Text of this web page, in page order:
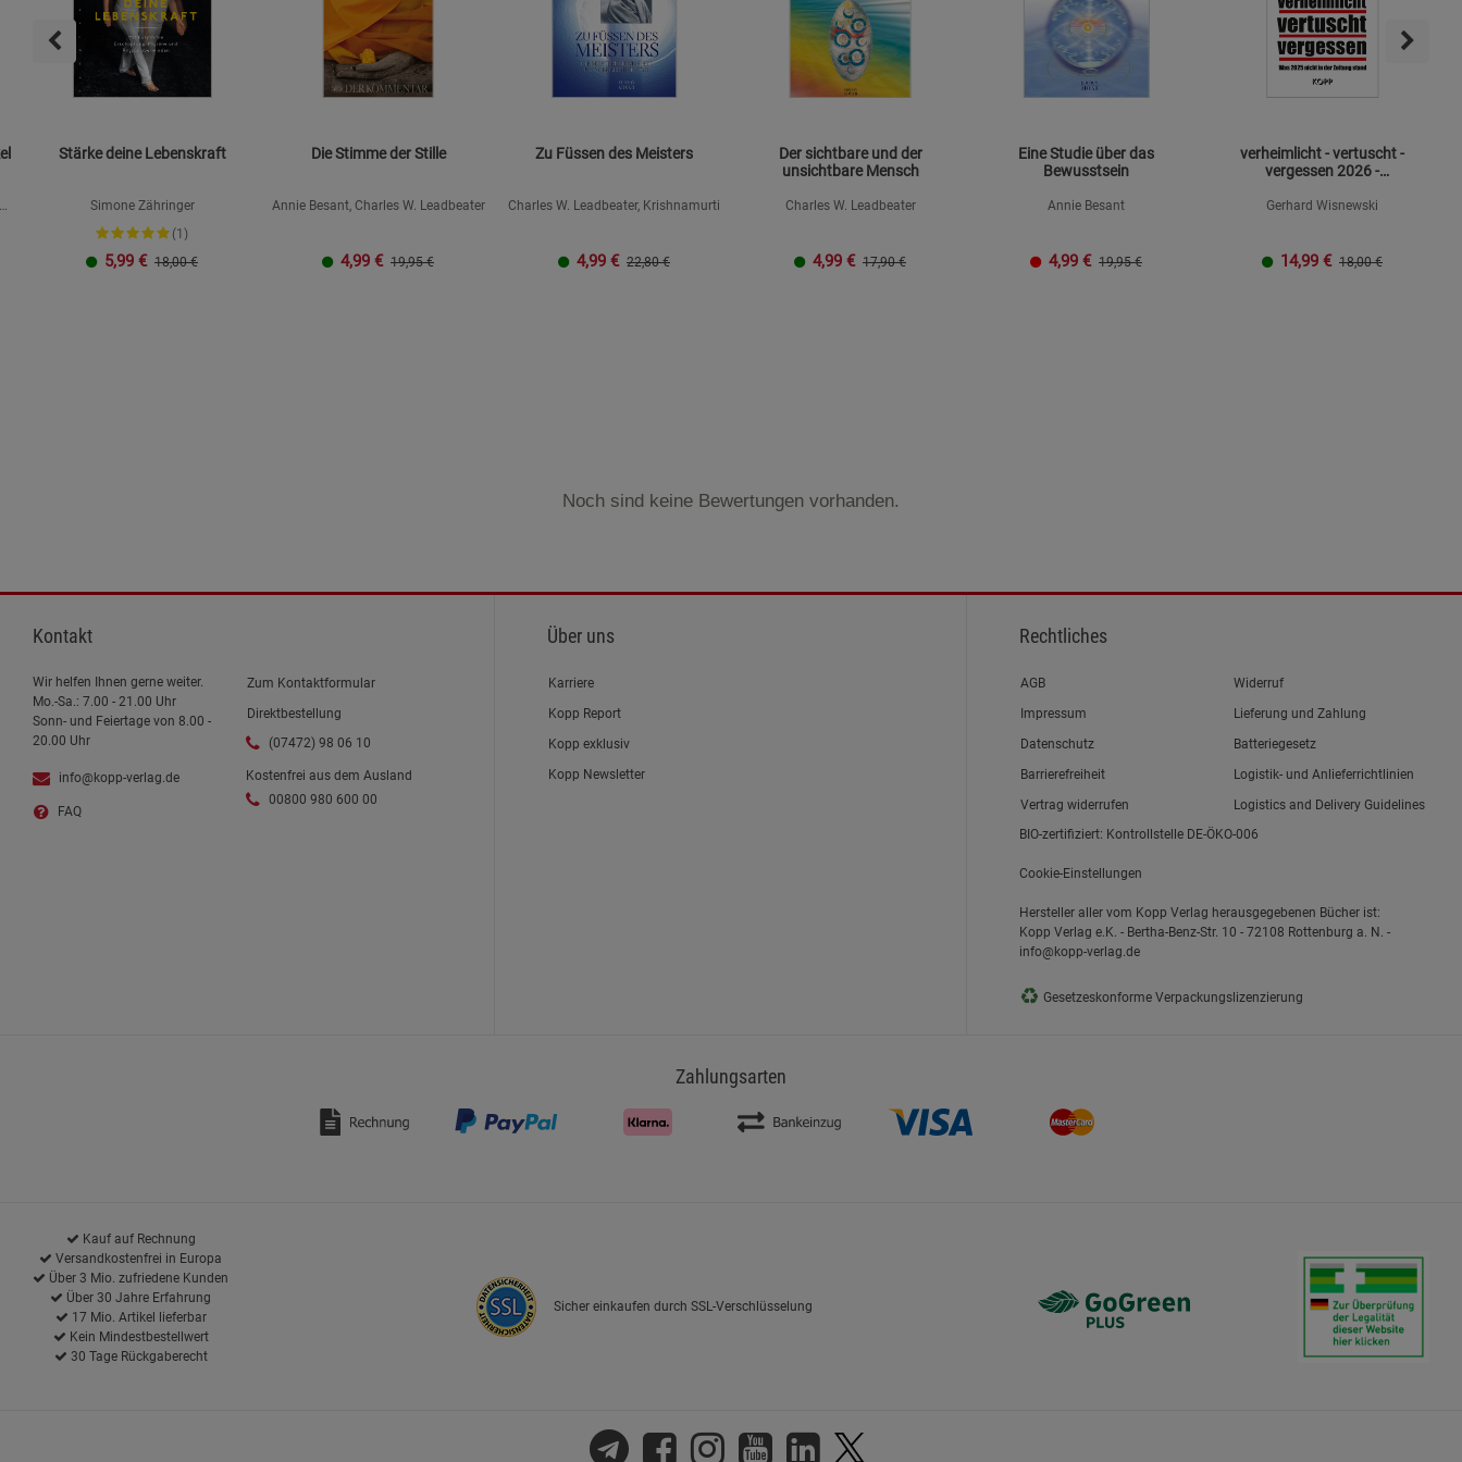
Stärke deine Lebenskraft
Simone Zähringer
(1)
5,99 € 18,00 €
Die Stimme der Stille
Annie Besant, Charles W. Leadbeater
4,99 € 19,95 €
Zu Füssen des Meisters
Charles W. Leadbeater, Krishnamurti
4,99 € 22,80 €
Der sichtbare und der
unsichtbare Mensch
Charles W. Leadbeater
4,99 € 17,90 €
Eine Studie über das
Bewusstsein
Annie Besant
4,99 € 19,95 €
verheimlicht - vertuscht -
vergessen 2026 -
Gerhard Wisnewski
14,99 € 18,00 €
Noch sind keine Bewertungen vorhanden.
Kontakt
Wir helfen Ihnen gerne weiter.
Mo.-Sa.: 7.00 - 21.00 Uhr
Sonn- und Feiertage von 8.00 -
20.00 Uhr
info@kopp-verlag.de
FAQ
Zum Kontaktformular
Direktbestellung
(07472) 98 06 10
Kostenfrei aus dem Ausland
00800 980 600 00
Über uns
Karriere
Kopp Report
Kopp exklusiv
Kopp Newsletter
Rechtliches
Link zum/zur
AGB
Link zum/zur
Impressum
Link zum/zur
Datenschutz
Link zum/zur
Barrierefreiheit
Vertrag widerrufen
Widerruf
Lieferung und Zahlung
Batteriegesetz
Logistik- und Anlieferrichtlinien
Logistics and Delivery Guidelines
BIO-zertifiziert: Kontrollstelle DE-ÖKO-006
Cookie-Einstellungen
Hersteller aller vom Kopp Verlag herausgegebenen Bücher ist:
Kopp Verlag e.K. - Bertha-Benz-Str. 10 - 72108 Rottenburg a. N. -
info@kopp-verlag.de
♻ Gesetzeskonforme Verpackungslizenzierung
Zahlungsarten
Kauf auf Rechnung
Versandkostenfrei in Europa
Über 3 Mio. zufriedene Kunden
Über 30 Jahre Erfahrung
17 Mio. Artikel lieferbar
Kein Mindestbestellwert
30 Tage Rückgaberecht
Sicher einkaufen durch SSL-Verschlüsselung